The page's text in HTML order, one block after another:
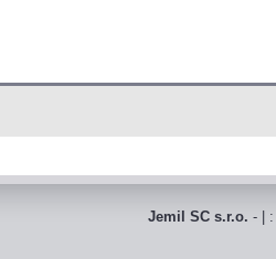
Jemil SC s.r.o. - |